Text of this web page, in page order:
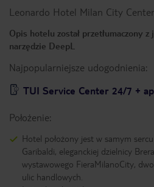
Leonardo Hotel Milan City Center
Opis hotelu został przetłumaczony
narzędzie DeepL
Najpopularniejsze udogodnienia:
TUI Service Center 24/7 +
Położenie:
Hotel położony jest w samym
Garibaldi, eleganckiej dzielnicy
wystawowego FieraMilanoCity,
ulic handlowych.